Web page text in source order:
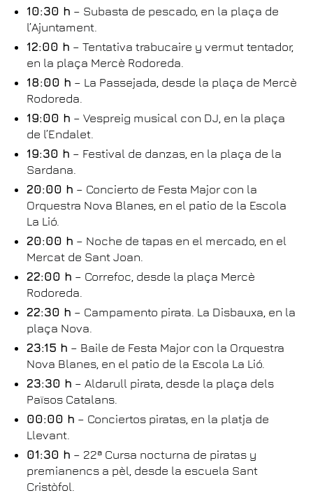
10:30 h – Subasta de pescado, en la plaça de
l’Ajuntament.
12:00 h – Tentativa trabucaire y vermut tentador,
en la plaça Mercè Rodoreda.
18:00 h – La Passejada, desde la plaça de Mercè
Rodoreda.
19:00 h – Vespreig musical con DJ, en la plaça
de l’Endalet.
19:30 h – Festival de danzas, en la plaça de la
Sardana.
20:00 h – Concierto de Festa Major con la
Orquestra Nova Blanes, en el patio de la Escola
La Lió.
20:00 h – Noche de tapas en el mercado, en el
Mercat de Sant Joan.
22:00 h – Correfoc, desde la plaça Mercè
Rodoreda.
22:30 h – Campamento pirata. La Disbauxa, en la
plaça Nova.
23:15 h – Baile de Festa Major con la Orquestra
Nova Blanes, en el patio de la Escola La Lió.
23:30 h – Aldarull pirata, desde la plaça dels
Països Catalans.
00:00 h – Conciertos piratas, en la platja de
Llevant.
01:30 h – 22ª Cursa nocturna de piratas y
premianencs a pèl, desde la escuela Sant
Cristòfol.